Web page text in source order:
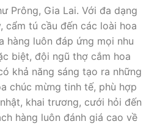
Prông, Gia Lai. Với đa dạng
cẩm tú cầu đến các loài hoa
hàng luôn đáp ứng mọi nhu
biệt, đội ngũ thợ cắm hoa
khả năng sáng tạo ra những
chúc mừng tinh tế, phù hợp
khai trương, cưới hỏi đến
hàng luôn đánh giá cao về